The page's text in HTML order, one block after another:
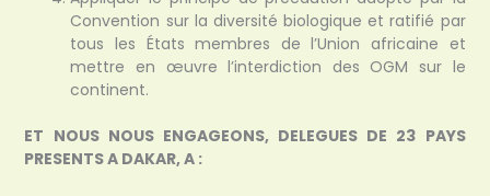
Convention sur la diversité biologique et ratifié par
tous les États membres de l’Union africaine et
mettre en œuvre l’interdiction des OGM sur le
continent.
ET NOUS NOUS ENGAGEONS, DELEGUES DE 23 PAYS
PRESENTS A DAKAR, A :